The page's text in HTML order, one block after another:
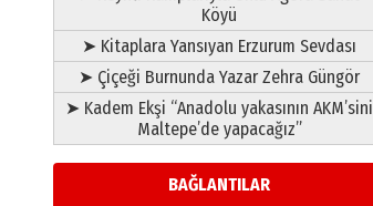
Köyü
➤ Kitaplara Yansıyan Erzurum Sevdası
➤ Çiçeği Burnunda Yazar Zehra Güngör
➤ Kadem Ekşi “Anadolu yakasının AKM’sini
Maltepe’de yapacağız”
BAĞLANTILAR